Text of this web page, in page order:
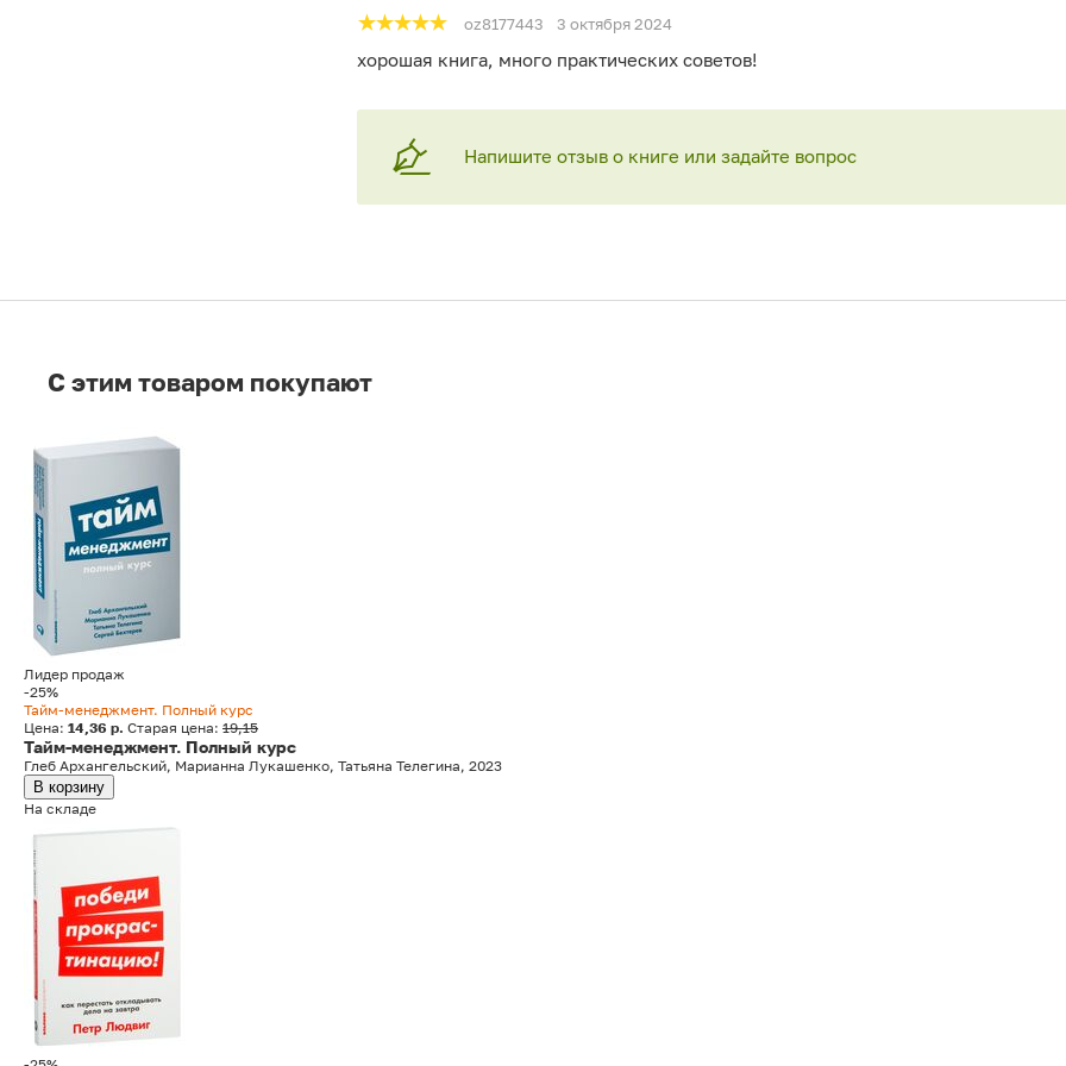
oz8177443 3 октября 2024
хорошая книга, много практических советов!
Напишите отзыв о книге или задайте вопрос
C этим товаром покупают
Лидер продаж
-25%
Тайм-менеджмент. Полный курс
Цена: 14,36 р. Старая цена: 19,15
Тайм-менеджмент. Полный курс
Глеб Архангельский, Марианна Лукашенко, Татьяна Телегина, 2023
В корзину
На складе